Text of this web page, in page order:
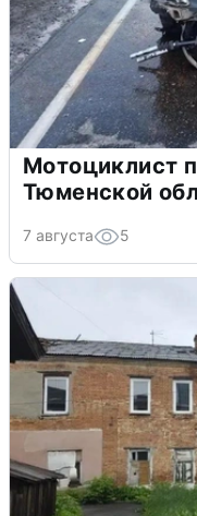
Мотоциклист
Тюменской
7 августа 5